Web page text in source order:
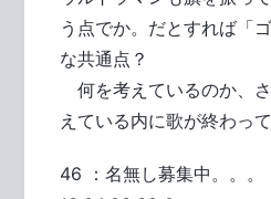
う点でか。だとすれば「
な共通点？
何を考えているのか、
えている内に歌が終わっ
46 ：名無し募集中。。